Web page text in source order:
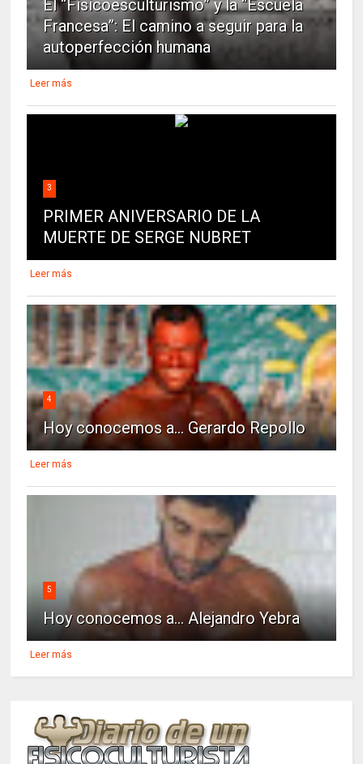
El “Fisicoesculturismo” y la “Escuela
Francesa”: El camino a seguir para la
autoperfección humana
Leer más
3
PRIMER ANIVERSARIO DE LA
MUERTE DE SERGE NUBRET
Leer más
4
Hoy conocemos a... Gerardo Repollo
Leer más
5
Hoy conocemos a... Alejandro Yebra
Leer más